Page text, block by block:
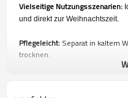
Vielseitige Nutzungsszenarien:
und direkt zur Weihnachtszeit.
Pflegeleicht: Separat in kaltem
trocknen.